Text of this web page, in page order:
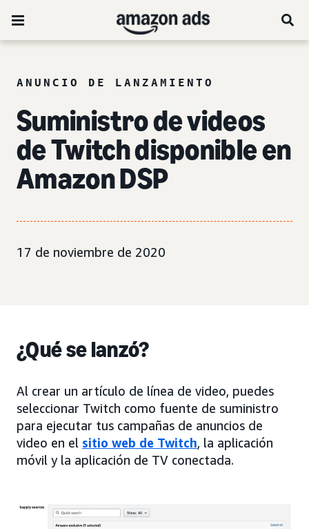
ANUNCIO DE LANZAMIENTO
Suministro de videos
de Twitch disponible en
Amazon DSP
17 de noviembre de 2020
¿Qué se lanzó?
Al crear un artículo de línea de video, puedes
seleccionar Twitch como fuente de suministro
para ejecutar tus campañas de anuncios de
video en el sitio web de Twitch, la aplicación
móvil y la aplicación de TV conectada.